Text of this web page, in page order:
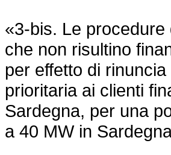
«3-bis. Le
che non risultino
per effetto di
prioritaria ai clienti
Sardegna, per una
a 40 MW in